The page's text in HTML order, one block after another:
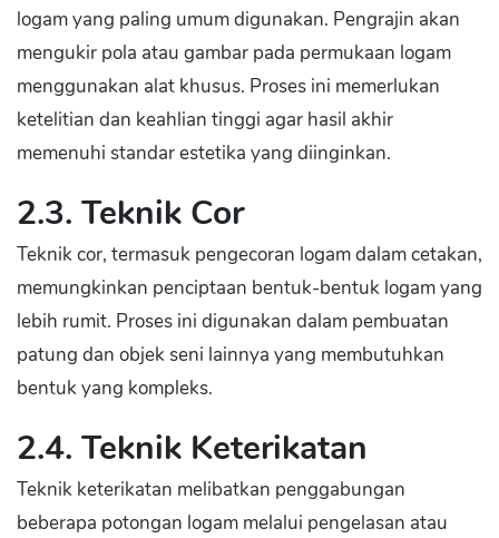
logam yang paling umum digunakan. Pengrajin akan
mengukir pola atau gambar pada permukaan logam
menggunakan alat khusus. Proses ini memerlukan
ketelitian dan keahlian tinggi agar hasil akhir
memenuhi standar estetika yang diinginkan.
2.3. Teknik Cor
Teknik cor, termasuk pengecoran logam dalam cetakan,
memungkinkan penciptaan bentuk-bentuk logam yang
lebih rumit. Proses ini digunakan dalam pembuatan
patung dan objek seni lainnya yang membutuhkan
bentuk yang kompleks.
2.4. Teknik Keterikatan
Teknik keterikatan melibatkan penggabungan
beberapa potongan logam melalui pengelasan atau